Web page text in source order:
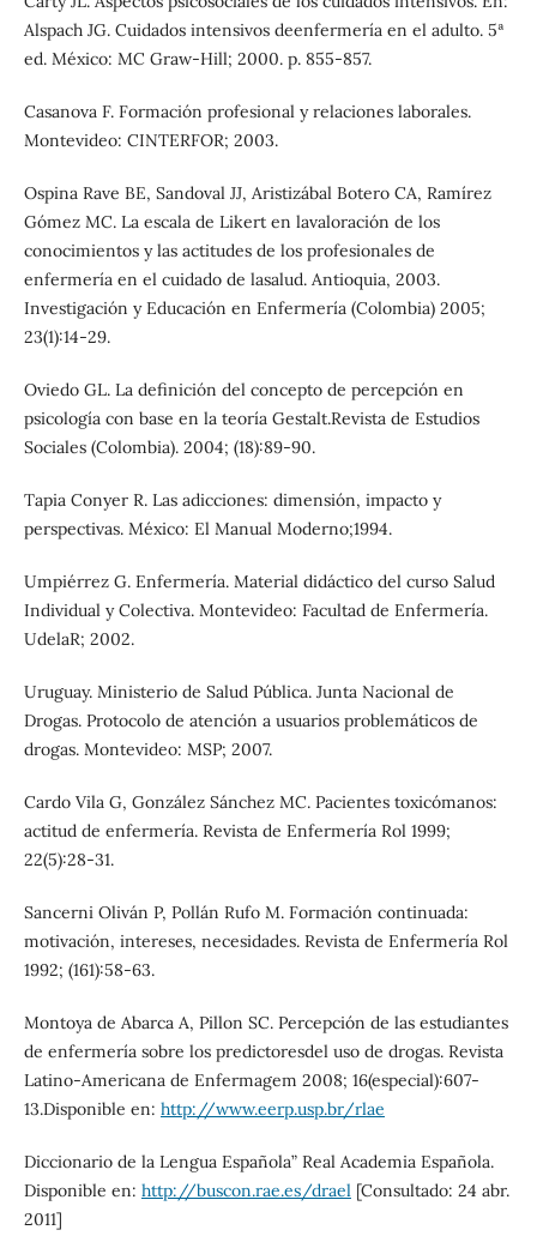
Alspach JG. Cuidados intensivos deenfermería en el adulto. 5ª
ed. México: MC Graw-Hill; 2000. p. 855-857.
Casanova F. Formación profesional y relaciones laborales.
Montevideo: CINTERFOR; 2003.
Ospina Rave BE, Sandoval JJ, Aristizábal Botero CA, Ramírez
Gómez MC. La escala de Likert en lavaloración de los
conocimientos y las actitudes de los profesionales de
enfermería en el cuidado de lasalud. Antioquia, 2003.
Investigación y Educación en Enfermería (Colombia) 2005;
23(1):14-29.
Oviedo GL. La definición del concepto de percepción en
psicología con base en la teoría Gestalt.Revista de Estudios
Sociales (Colombia). 2004; (18):89-90.
Tapia Conyer R. Las adicciones: dimensión, impacto y
perspectivas. México: El Manual Moderno;1994.
Umpiérrez G. Enfermería. Material didáctico del curso Salud
Individual y Colectiva. Montevideo: Facultad de Enfermería.
UdelaR; 2002.
Uruguay. Ministerio de Salud Pública. Junta Nacional de
Drogas. Protocolo de atención a usuarios problemáticos de
drogas. Montevideo: MSP; 2007.
Cardo Vila G, González Sánchez MC. Pacientes toxicómanos:
actitud de enfermería. Revista de Enfermería Rol 1999;
22(5):28-31.
Sancerni Oliván P, Pollán Rufo M. Formación continuada:
motivación, intereses, necesidades. Revista de Enfermería Rol
1992; (161):58-63.
Montoya de Abarca A, Pillon SC. Percepción de las estudiantes
de enfermería sobre los predictoresdel uso de drogas. Revista
Latino-Americana de Enfermagem 2008; 16(especial):607-
13.Disponible en: http://www.eerp.usp.br/rlae
Diccionario de la Lengua Española” Real Academia Española.
Disponible en: http://buscon.rae.es/drael[Consultado: 24 abr.
2011]